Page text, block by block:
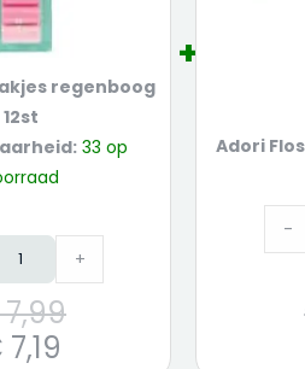
regenboog
12st
33 op
+
7,99
7,19
Adori
-